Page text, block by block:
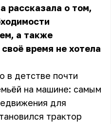
рассказала о том,
а также
время не хотела
в детстве почти
на машине: самым
для
трактор